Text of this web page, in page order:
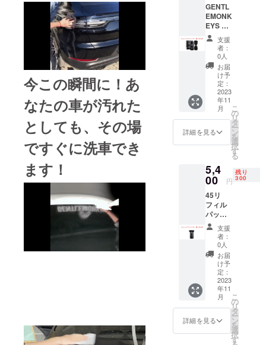
今この瞬間に！あ
なたの車が汚れた
としても、その場
ですぐに洗車でき
ます！
GENTL
EMONK
EYS 20
SET ×１
一般販
売価格
4800円
（税
込)→44
16円(税
込・送
料込)
支援
者：
0人
お届
け予
定：
2023
年11
月
詳細を見る
こ
の
リ
タ
ー
ン
を
選
択
す
る
5,4
00 円
残り
300
45リ
フィル
パック
×1 一般
販売価
格5870
円（税
込)→54
00円(税
込・送
料込)
支援
者：
0人
お届
け予
定：
2023
年11
月
詳細を見る
こ
の
リ
タ
ー
ン
を
選
択
す